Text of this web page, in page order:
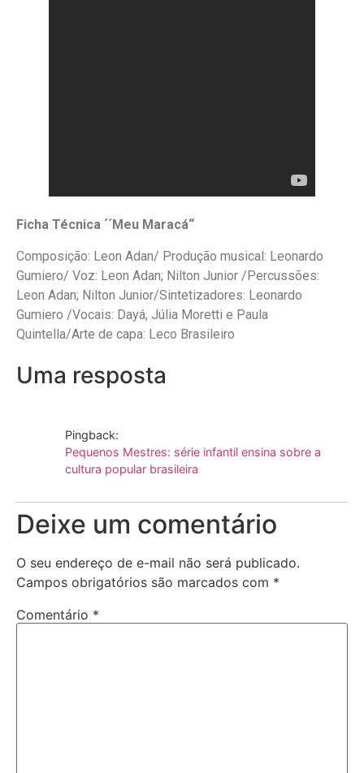
Ficha Técnica ´´Meu Maracá“
Composição: Leon Adan/ Produção musical: Leonardo
Gumiero/ Voz: Leon Adan; Nilton Junior /Percussões:
Leon Adan; Nilton Junior/Sintetizadores: Leonardo
Gumiero /Vocais: Dayá, Júlia Moretti e Paula
Quintella/Arte de capa: Leco Brasileiro
Uma resposta
Pingback:
Pequenos Mestres: série infantil ensina sobre a
cultura popular brasileira
Deixe um comentário
O seu endereço de e-mail não será publicado.
Campos obrigatórios são marcados com *
Comentário *